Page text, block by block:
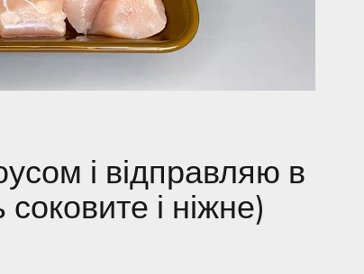
і відправляю в
і ніжне)